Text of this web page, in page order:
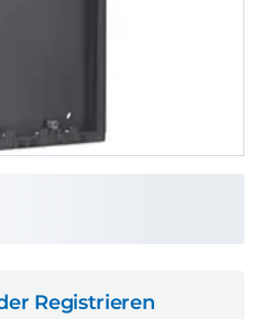
Registrieren